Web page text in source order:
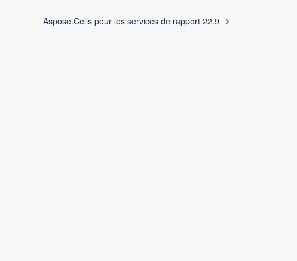
Aspose.Cells pour les services de rapport 22.9